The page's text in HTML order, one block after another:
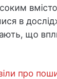
в
що
про